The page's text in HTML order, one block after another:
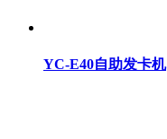
YC-E40自助发卡机